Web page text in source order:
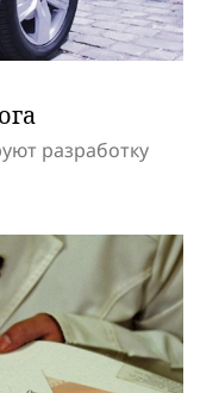
разработку